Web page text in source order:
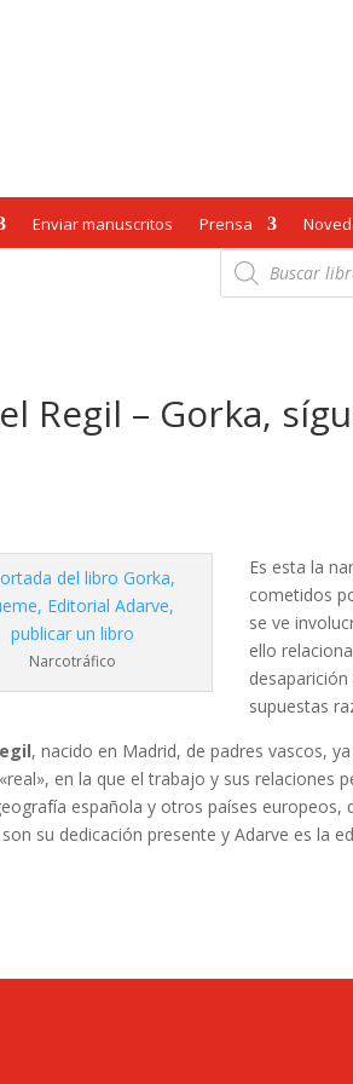
Enviar manuscritos Prensa
Búsqueda
de
productos
Regil – Gorka,
Narcotráfico
Es esta la
cometidos
se ve
ello
supuestas
, nacido en Madrid, de padres vascos,
en la que el trabajo y sus
española y otros países europeos,
su dedicación presente y Adarve es la